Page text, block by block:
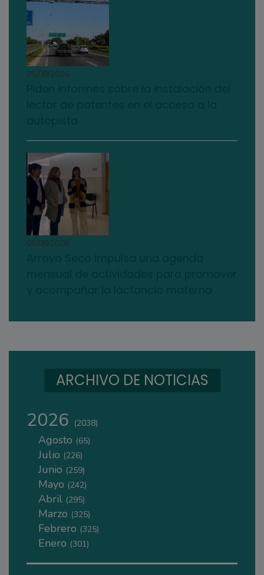
05/08/2026
05/08/2026
ARCHIVO DE NOTICIAS
2026 (2038)
Agosto (65)
Julio (226)
Junio (259)
Mayo (242)
Abril (295)
Marzo (325)
Febrero (325)
Enero (301)